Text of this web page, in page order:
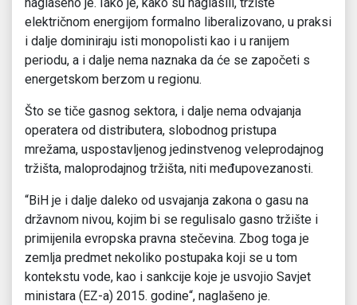
naglašeno je. Iako je, kako su naglasili, tržište
električnom energijom formalno liberalizovano, u praksi
i dalje dominiraju isti monopolisti kao i u ranijem
periodu, a i dalje nema naznaka da će se započeti s
energetskom berzom u regionu.
Što se tiče gasnog sektora, i dalje nema odvajanja
operatera od distributera, slobodnog pristupa
mrežama, uspostavljenog jedinstvenog veleprodajnog
tržišta, maloprodajnog tržišta, niti međupovezanosti.
“BiH je i dalje daleko od usvajanja zakona o gasu na
državnom nivou, kojim bi se regulisalo gasno tržište i
primijenila evropska pravna stečevina. Zbog toga je
zemlja predmet nekoliko postupaka koji se u tom
kontekstu vode, kao i sankcije koje je usvojio Savjet
ministara (EZ-a) 2015. godine“, naglašeno je.